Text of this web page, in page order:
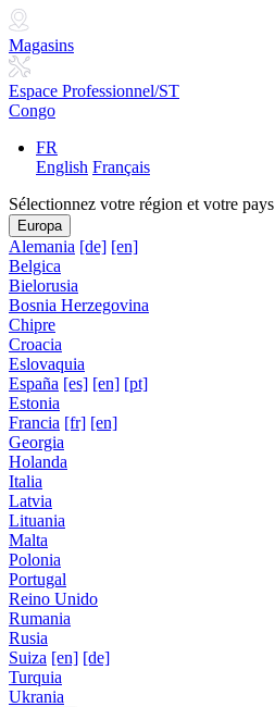
Magasins
Espace Professionnel/ST
Congo
FR
English Français
Sélectionnez votre région et votre pays
Europa
Alemania [de] [en]
Belgica
Bielorusia
Bosnia Herzegovina
Chipre
Croacia
Eslovaquia
España [es] [en] [pt]
Estonia
Francia [fr] [en]
Georgia
Holanda
Italia
Latvia
Lituania
Malta
Polonia
Portugal
Reino Unido
Rumania
Rusia
Suiza [en] [de]
Turquia
Ukrania